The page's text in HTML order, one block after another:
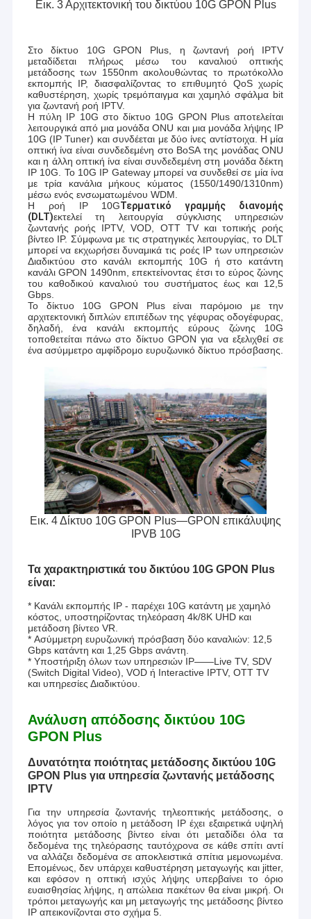
Εικ. 3 Αρχιτεκτονική του δικτύου 10G GPON Plus
Στο δίκτυο 10G GPON Plus, η ζωντανή ροή IPTV
μεταδίδεται πλήρως μέσω του καναλιού οπτικής
μετάδοσης των 1550nm ακολουθώντας το πρωτόκολλο
εκπομπής IP, διασφαλίζοντας το επιθυμητό QoS χωρίς
καθυστέρηση, χωρίς τρεμόπαιγμα και χαμηλό σφάλμα bit
για ζωντανή ροή IPTV.
Η πύλη IP 10G στο δίκτυο 10G GPON Plus αποτελείται
λειτουργικά από μια μονάδα ONU και μια μονάδα λήψης IP
10G (IP Tuner) και συνδέεται με δύο ίνες αντίστοιχα. Η μία
οπτική ίνα είναι συνδεδεμένη στο BoSA της μονάδας ONU
και η άλλη οπτική ίνα είναι συνδεδεμένη στη μονάδα δέκτη
IP 10G. Το 10G IP Gateway μπορεί να συνδεθεί σε μία ίνα
με τρία κανάλια μήκους κύματος (1550/1490/1310nm)
μέσω ενός ενσωματωμένου WDM.
Η ροή IP 10GΤερματικό γραμμής διανομής
(DLT)εκτελεί τη λειτουργία σύγκλισης υπηρεσιών
ζωντανής ροής IPTV, VOD, OTT TV και τοπικής ροής
βίντεο IP. Σύμφωνα με τις στρατηγικές λειτουργίας, το DLT
μπορεί να εκχωρήσει δυναμικά τις ροές IP των υπηρεσιών
Διαδικτύου στο κανάλι εκπομπής 10G ή στο κατάντη
κανάλι GPON 1490nm, επεκτείνοντας έτσι το εύρος ζώνης
του καθοδικού καναλιού του συστήματος έως και 12,5
Gbps.
Το δίκτυο 10G GPON Plus είναι παρόμοιο με την
αρχιτεκτονική διπλών επιπέδων της γέφυρας οδογέφυρας,
δηλαδή, ένα κανάλι εκπομπής εύρους ζώνης 10G
τοποθετείται πάνω στο δίκτυο GPON για να εξελιχθεί σε
ένα ασύμμετρο αμφίδρομο ευρυζωνικό δίκτυο πρόσβασης.
Εικ. 4 Δίκτυο 10G GPON Plus—GPON επικάλυψης
IPVB 10G
Τα χαρακτηριστικά του δικτύου 10G GPON Plus
είναι:
* Κανάλι εκπομπής IP - παρέχει 10G κατάντη με χαμηλό
κόστος, υποστηρίζοντας τηλεόραση 4k/8K UHD και
μετάδοση βίντεο VR.
* Ασύμμετρη ευρυζωνική πρόσβαση δύο καναλιών: 12,5
Gbps κατάντη και 1,25 Gbps ανάντη.
* Υποστήριξη όλων των υπηρεσιών IP——Live TV, SDV
(Switch Digital Video), VOD ή Interactive IPTV, OTT TV
και υπηρεσίες Διαδικτύου.
Ανάλυση απόδοσης δικτύου 10G
GPON Plus
Δυνατότητα ποιότητας μετάδοσης δικτύου 10G
GPON Plus για υπηρεσία ζωντανής μετάδοσης
IPTV
Για την υπηρεσία ζωντανής τηλεοπτικής μετάδοσης, ο
λόγος για τον οποίο η μετάδοση IP έχει εξαιρετικά υψηλή
ποιότητα μετάδοσης βίντεο είναι ότι μεταδίδει όλα τα
δεδομένα της τηλεόρασης ταυτόχρονα σε κάθε σπίτι αντί
να αλλάζει δεδομένα σε αποκλειστικά σπίτια μεμονωμένα.
Επομένως, δεν υπάρχει καθυστέρηση μεταγωγής και jitter,
και εφόσον η οπτική ισχύς λήψης υπερβαίνει το όριο
ευαισθησίας λήψης, η απώλεια πακέτων θα είναι μικρή. Οι
τρόποι μεταγωγής και μη μεταγωγής της μετάδοσης βίντεο
IP απεικονίζονται στο σχήμα 5.